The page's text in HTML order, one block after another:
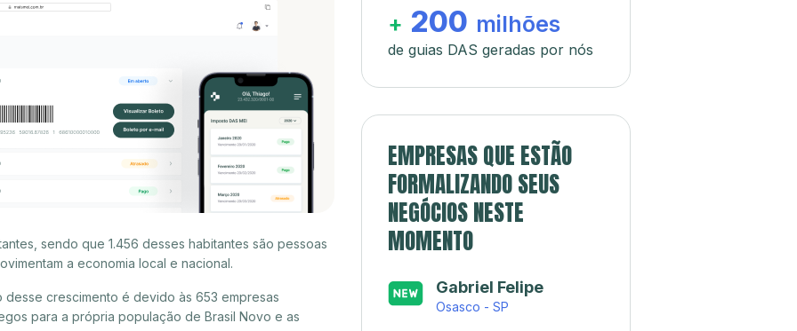
sendo que 1.456 desses habitantes são pessoas
a economia local e nacional.
desse crescimento é devido às 653 empresas
para a própria população de Brasil Novo e as
+ 200 milhões
de guias DAS geradas por nós
EMPRESAS QUE ESTÃO
FORMALIZANDO SEUS
NEGÓCIOS NESTE
MOMENTO
Gabriel Felipe
Osasco - SP